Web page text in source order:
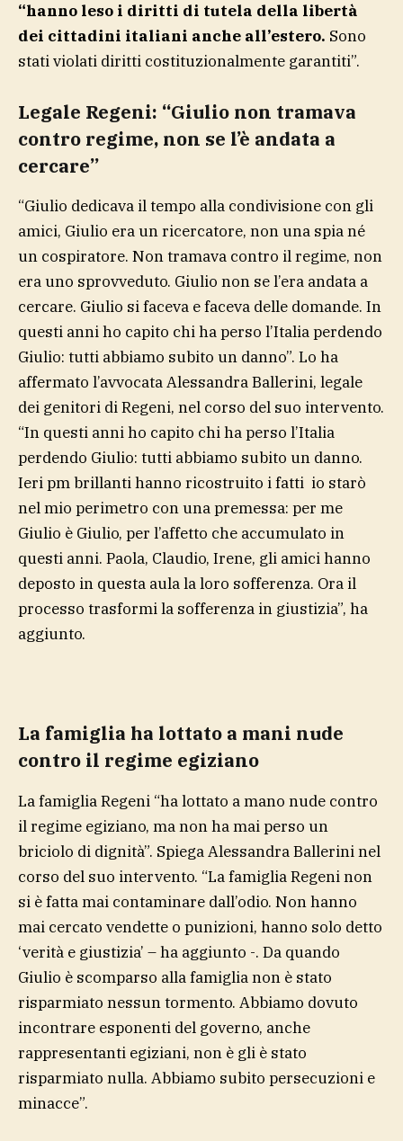
“hanno leso i diritti di tutela della libertà
dei cittadini italiani anche all’estero. Sono
stati violati diritti costituzionalmente garantiti”.
Legale Regeni: “Giulio non tramava
contro regime, non se l’è andata a
cercare”
“Giulio dedicava il tempo alla condivisione con gli
amici, Giulio era un ricercatore, non una spia né
un cospiratore. Non tramava contro il regime, non
era uno sprovveduto. Giulio non se l’era andata a
cercare. Giulio si faceva e faceva delle domande. In
questi anni ho capito chi ha perso l’Italia perdendo
Giulio: tutti abbiamo subito un danno”. Lo ha
affermato l’avvocata Alessandra Ballerini, legale
dei genitori di Regeni, nel corso del suo intervento.
“In questi anni ho capito chi ha perso l’Italia
perdendo Giulio: tutti abbiamo subito un danno.
Ieri pm brillanti hanno ricostruito i fatti io starò
nel mio perimetro con una premessa: per me
Giulio è Giulio, per l’affetto che accumulato in
questi anni. Paola, Claudio, Irene, gli amici hanno
deposto in questa aula la loro sofferenza. Ora il
processo trasformi la sofferenza in giustizia”, ha
aggiunto.
La famiglia ha lottato a mani nude
contro il regime egiziano
La famiglia Regeni “ha lottato a mano nude contro
il regime egiziano, ma non ha mai perso un
briciolo di dignità”. Spiega Alessandra Ballerini nel
corso del suo intervento. “La famiglia Regeni non
si è fatta mai contaminare dall’odio. Non hanno
mai cercato vendette o punizioni, hanno solo detto
‘verità e giustizia’ – ha aggiunto -. Da quando
Giulio è scomparso alla famiglia non è stato
risparmiato nessun tormento. Abbiamo dovuto
incontrare esponenti del governo, anche
rappresentanti egiziani, non è gli è stato
risparmiato nulla. Abbiamo subito persecuzioni e
minacce”.